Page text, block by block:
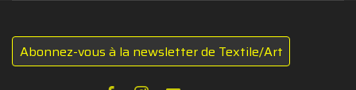
Abonnez-vous à la newsletter de Textile/Art